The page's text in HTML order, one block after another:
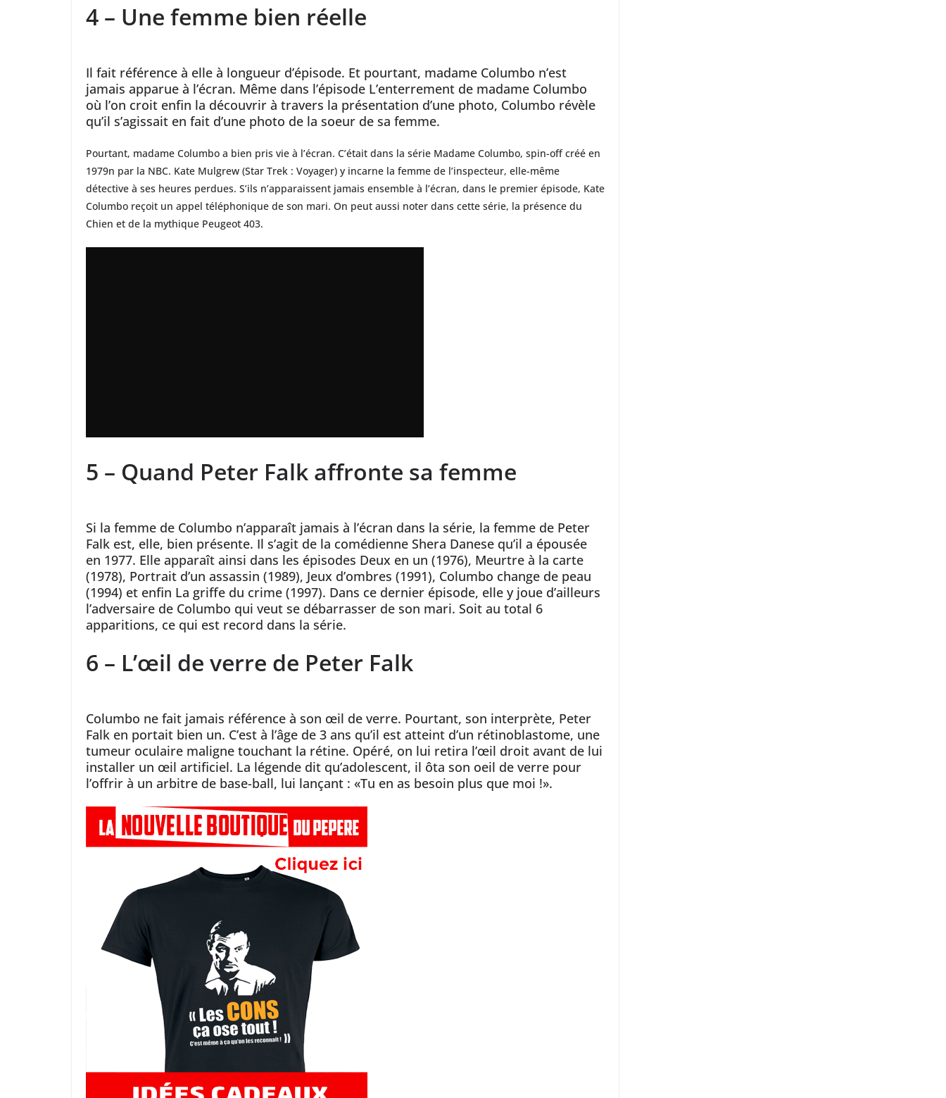
4 – Une femme bien réelle
Il fait référence à elle à longueur d’épisode. Et pourtant, madame Columbo n’est
jamais apparue à l’écran. Même dans l’épisode L’enterrement de madame Columbo
où l’on croit enfin la découvrir à travers la présentation d’une photo, Columbo révèle
qu’il s’agissait en fait d’une photo de la soeur de sa femme.
Pourtant, madame Columbo a bien pris vie à l’écran. C’était dans la série Madame Columbo, spin-off créé en
1979n par la NBC. Kate Mulgrew (Star Trek : Voyager) y incarne la femme de l’inspecteur, elle-même
détective à ses heures perdues. S’ils n’apparaissent jamais ensemble à l’écran, dans le premier épisode, Kate
Columbo reçoit un appel téléphonique de son mari. On peut aussi noter dans cette série, la présence du
Chien et de la mythique Peugeot 403.
5 – Quand Peter Falk affronte sa femme
Si la femme de Columbo n’apparaît jamais à l’écran dans la série, la femme de Peter
Falk est, elle, bien présente. Il s’agit de la comédienne Shera Danese qu’il a épousée
en 1977. Elle apparaît ainsi dans les épisodes Deux en un (1976), Meurtre à la carte
(1978), Portrait d’un assassin (1989), Jeux d’ombres (1991), Columbo change de peau
(1994) et enfin La griffe du crime (1997). Dans ce dernier épisode, elle y joue d’ailleurs
l’adversaire de Columbo qui veut se débarrasser de son mari. Soit au total 6
apparitions, ce qui est record dans la série.
6 – L’œil de verre de Peter Falk
Columbo ne fait jamais référence à son œil de verre. Pourtant, son interprète, Peter
Falk en portait bien un. C’est à l’âge de 3 ans qu’il est atteint d’un rétinoblastome, une
tumeur oculaire maligne touchant la rétine. Opéré, on lui retira l’œil droit avant de lui
installer un œil artificiel. La légende dit qu’adolescent, il ôta son oeil de verre pour
l’offrir à un arbitre de base-ball, lui lançant : «Tu en as besoin plus que moi !».